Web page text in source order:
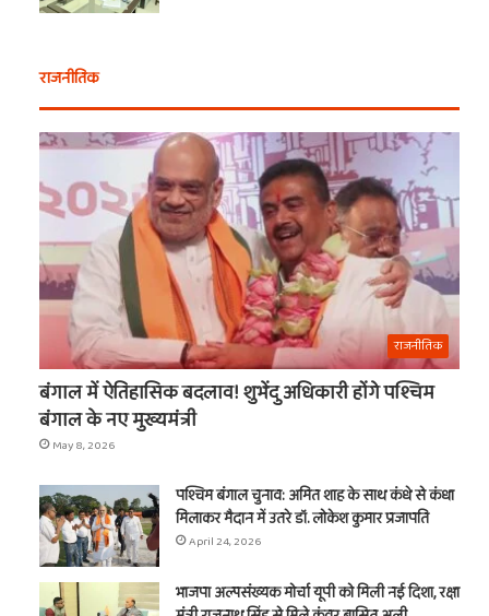
राजनीतिक
राजनीतिक
बंगाल में ऐतिहासिक बदलाव! शुभेंदु अधिकारी होंगे पश्चिम
बंगाल के नए मुख्यमंत्री
May 8, 2026
पश्चिम बंगाल चुनाव: अमित शाह के साथ कंधे से कंधा
मिलाकर मैदान में उतरे डॉ. लोकेश कुमार प्रजापति
April 24, 2026
भाजपा अल्पसंख्यक मोर्चा यूपी को मिली नई दिशा, रक्षा